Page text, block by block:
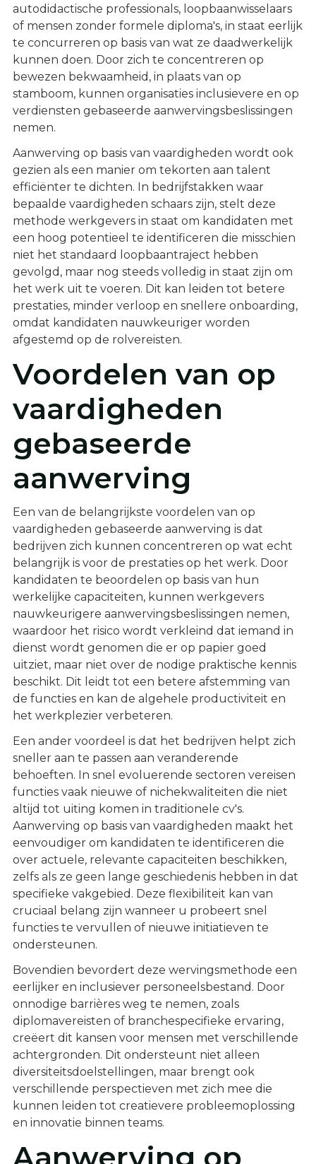
autodidactische professionals, loopbaanwisselaars
of mensen zonder formele diploma's, in staat eerlijk
te concurreren op basis van wat ze daadwerkelijk
kunnen doen. Door zich te concentreren op
bewezen bekwaamheid, in plaats van op
stamboom, kunnen organisaties inclusievere en op
verdiensten gebaseerde aanwervingsbeslissingen
nemen.
Aanwerving op basis van vaardigheden wordt ook
gezien als een manier om tekorten aan talent
efficiënter te dichten. In bedrijfstakken waar
bepaalde vaardigheden schaars zijn, stelt deze
methode werkgevers in staat om kandidaten met
een hoog potentieel te identificeren die misschien
niet het standaard loopbaantraject hebben
gevolgd, maar nog steeds volledig in staat zijn om
het werk uit te voeren. Dit kan leiden tot betere
prestaties, minder verloop en snellere onboarding,
omdat kandidaten nauwkeuriger worden
afgestemd op de rolvereisten.
Voordelen van op
vaardigheden
gebaseerde
aanwerving
Een van de belangrijkste voordelen van op
vaardigheden gebaseerde aanwerving is dat
bedrijven zich kunnen concentreren op wat echt
belangrijk is voor de prestaties op het werk. Door
kandidaten te beoordelen op basis van hun
werkelijke capaciteiten, kunnen werkgevers
nauwkeurigere aanwervingsbeslissingen nemen,
waardoor het risico wordt verkleind dat iemand in
dienst wordt genomen die er op papier goed
uitziet, maar niet over de nodige praktische kennis
beschikt. Dit leidt tot een betere afstemming van
de functies en kan de algehele productiviteit en
het werkplezier verbeteren.
Een ander voordeel is dat het bedrijven helpt zich
sneller aan te passen aan veranderende
behoeften. In snel evoluerende sectoren vereisen
functies vaak nieuwe of nichekwaliteiten die niet
altijd tot uiting komen in traditionele cv's.
Aanwerving op basis van vaardigheden maakt het
eenvoudiger om kandidaten te identificeren die
over actuele, relevante capaciteiten beschikken,
zelfs als ze geen lange geschiedenis hebben in dat
specifieke vakgebied. Deze flexibiliteit kan van
cruciaal belang zijn wanneer u probeert snel
functies te vervullen of nieuwe initiatieven te
ondersteunen.
Bovendien bevordert deze wervingsmethode een
eerlijker en inclusiever personeelsbestand. Door
onnodige barrières weg te nemen, zoals
diplomavereisten of branchespecifieke ervaring,
creëert dit kansen voor mensen met verschillende
achtergronden. Dit ondersteunt niet alleen
diversiteitsdoelstellingen, maar brengt ook
verschillende perspectieven met zich mee die
kunnen leiden tot creatievere probleemoplossing
en innovatie binnen teams.